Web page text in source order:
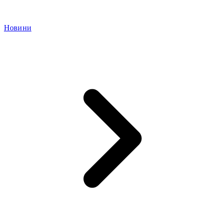
Новини